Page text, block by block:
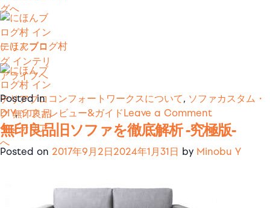
にほんブログ村
Posted in コンフォートワークスについて, ソファカスタム・
DIY,ソファレビュー&ガイドLeave a Commenton
ソ
ァ
無印良品旧ソファを徹底解析 -究極版-
Posted on 2017年9月2日2024年1月31日 by Minobu Y